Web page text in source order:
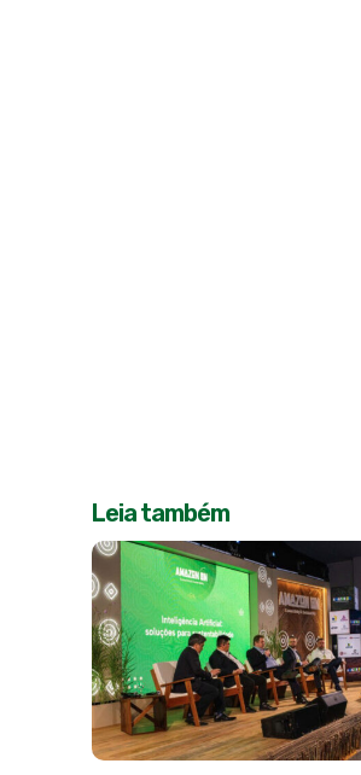
Leia também